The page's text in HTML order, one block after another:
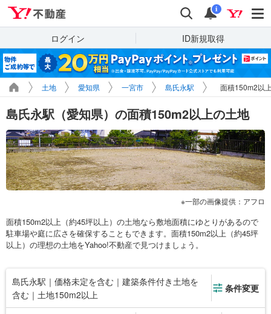
検索 通知
i
ログイン ID新規取得
土地 愛知県 一宮市 島氏永駅 面積150m2以
島氏永駅（愛知県）の面積150m2以上の土地
一部の画像提供：アフロ
面積150m2以上（約45坪以上）の土地なら敷地面積にゆとりがあるので
駐車場や庭に広さを確保することもできます。面積150m2以上（約45坪
以上）の理想の土地をYahoo!不動産で見つけましょう。
島氏永駅｜価格未定を含む｜建築条件付き土地を
含む｜土地150m2以上
条件変更